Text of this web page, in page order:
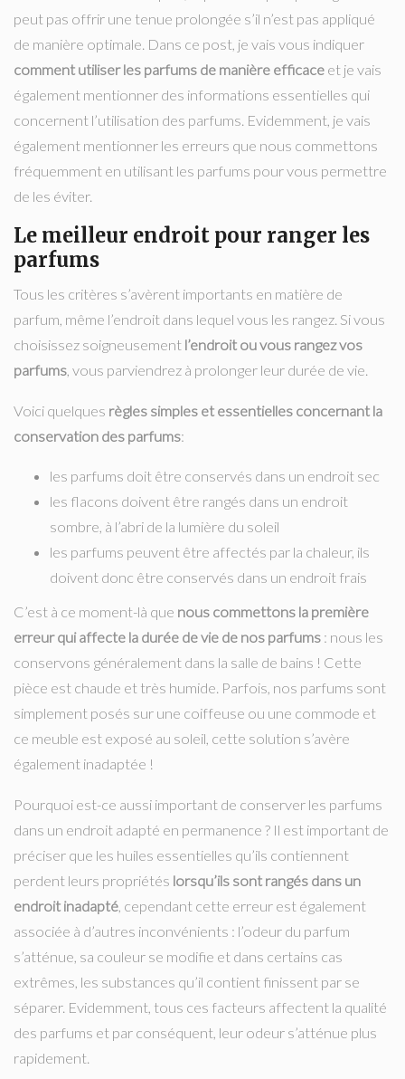
peut pas offrir une tenue prolongée s’il n’est pas appliqué
de manière optimale. Dans ce post, je vais vous indiquer
comment utiliser les parfums de manière efficace et je vais
également mentionner des informations essentielles qui
concernent l’utilisation des parfums. Evidemment, je vais
également mentionner les erreurs que nous commettons
fréquemment en utilisant les parfums pour vous permettre
de les éviter.
Le meilleur endroit pour ranger les
parfums
Tous les critères s’avèrent importants en matière de
parfum, même l’endroit dans lequel vous les rangez. Si vous
choisissez soigneusement l’endroit ou vous rangez vos
parfums, vous parviendrez à prolonger leur durée de vie.
Voici quelques règles simples et essentielles concernant la
conservation des parfums:
les parfums doit être conservés dans un endroit sec
les flacons doivent être rangés dans un endroit
sombre, à l’abri de la lumière du soleil
les parfums peuvent être affectés par la chaleur, ils
doivent donc être conservés dans un endroit frais
C’est à ce moment-là que nous commettons la première
erreur qui affecte la durée de vie de nos parfums : nous les
conservons généralement dans la salle de bains ! Cette
pièce est chaude et très humide. Parfois, nos parfums sont
simplement posés sur une coiffeuse ou une commode et
ce meuble est exposé au soleil, cette solution s’avère
également inadaptée !
Pourquoi est-ce aussi important de conserver les parfums
dans un endroit adapté en permanence ? Il est important de
préciser que les huiles essentielles qu’ils contiennent
perdent leurs propriétés lorsqu’ils sont rangés dans un
endroit inadapté, cependant cette erreur est également
associée à d’autres inconvénients : l’odeur du parfum
s’atténue, sa couleur se modifie et dans certains cas
extrêmes, les substances qu’il contient finissent par se
séparer. Evidemment, tous ces facteurs affectent la qualité
des parfums et par conséquent, leur odeur s’atténue plus
rapidement.